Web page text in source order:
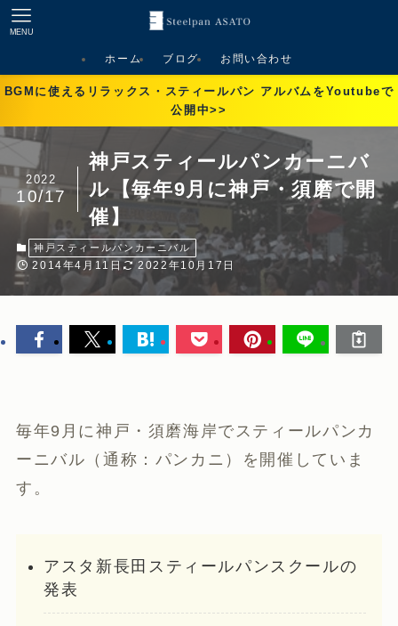
MENU
ホーム ブログ お問い合わせ
BGMに使えるリラックス・スティールパン アルバムをYoutubeで
公開中>>
神戸スティールパンカーニバ
ル【毎年9月に神戸・須磨で開
催】
2022
10/17
神戸スティールパンカーニバル
2014年4月11日 2022年10月17日
毎年9月に神戸・須磨海岸でスティールパンカ
ーニバル（通称：パンカニ）を開催していま
す。
アスタ新長田スティールパンスクールの
発表